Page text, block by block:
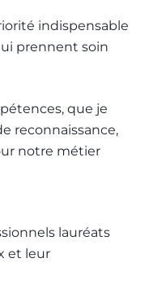
indispensable
prennent soin
que je
reconnaissance,
notre métier
lauréats
et leur